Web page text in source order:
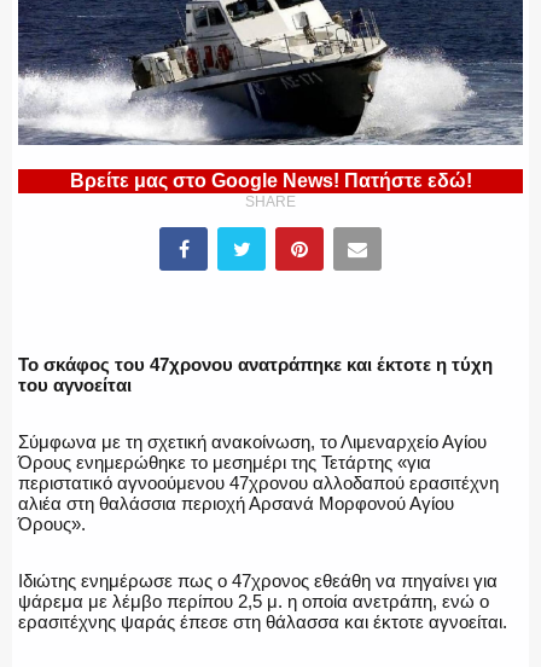
ΕΚΑΜ
ΠΥΡΟΣΒΕΣΤΙΚΗ
ΛΙΜΕΝΙΚΟ
Βρείτε μας στο Google News! Πατήστε εδώ!
SHARE
Το σκάφος του 47χρονου ανατράπηκε και έκτοτε η τύχη
του αγνοείται
Σύμφωνα με τη σχετική ανακοίνωση, το Λιμεναρχείο Αγίου
Όρους ενημερώθηκε το μεσημέρι της Τετάρτης «για
περιστατικό αγνοούμενου 47χρονου αλλοδαπού ερασιτέχνη
αλιέα στη θαλάσσια περιοχή Αρσανά Μορφονού Αγίου
Όρους».
Ιδιώτης ενημέρωσε πως ο 47χρονος εθεάθη να πηγαίνει για
ψάρεμα με λέμβο περίπου 2,5 μ. η οποία ανετράπη, ενώ ο
ερασιτέχνης ψαράς έπεσε στη θάλασσα και έκτοτε αγνοείται.